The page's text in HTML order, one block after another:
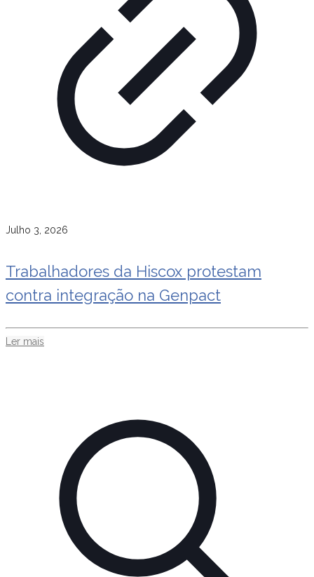
Julho 3, 2026
Trabalhadores da Hiscox protestam
contra integração na Genpact
Ler mais